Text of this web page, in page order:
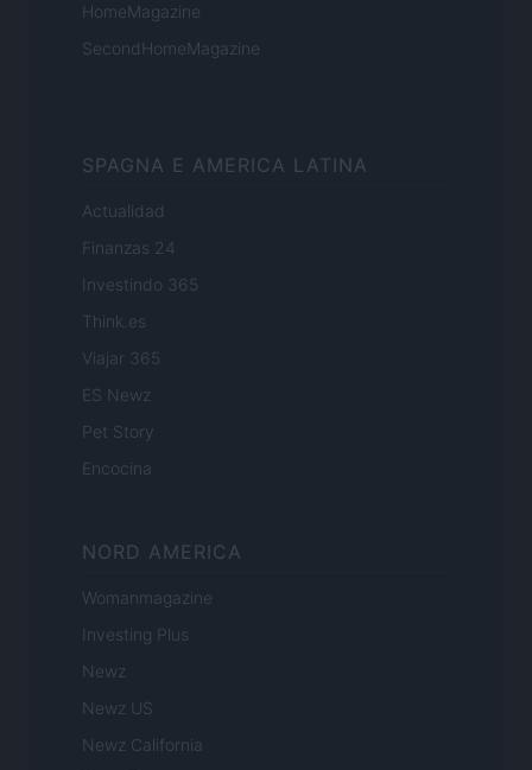
HomeMagazine
SecondHomeMagazine
SPAGNA E AMERICA LATINA
Actualidad
Finanzas 24
Investindo 365
Think.es
Viajar 365
ES Newz
Pet Story
Encocina
NORD AMERICA
Womanmagazine
Investing Plus
Newz
Newz US
Newz California